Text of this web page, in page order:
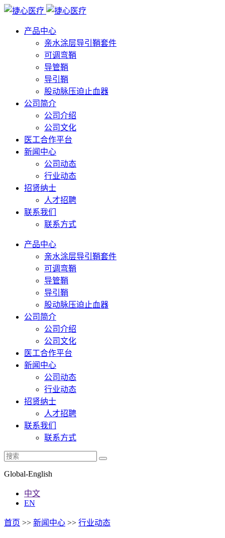
产品中心
亲水涂层导引鞘套件
可调弯鞘
导管鞘
导引鞘
股动脉压迫止血器
公司简介
公司介绍
公司文化
医工合作平台
新闻中心
公司动态
行业动态
招贤纳士
人才招聘
联系我们
联系方式
产品中心
亲水涂层导引鞘套件
可调弯鞘
导管鞘
导引鞘
股动脉压迫止血器
公司简介
公司介绍
公司文化
医工合作平台
新闻中心
公司动态
行业动态
招贤纳士
人才招聘
联系我们
联系方式
Global-English
中文
EN
首页 >> 新闻中心 >> 行业动态